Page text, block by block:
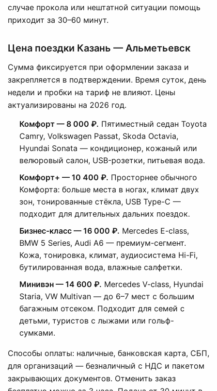
случае прокола или нештатной ситуации помощь
приходит за 30–60 минут.
Цена поездки Казань — Альметьевск
Сумма фиксируется при оформлении заказа и
закрепляется в подтверждении. Время суток, день
недели и пробки на тариф не влияют. Цены
актуализированы на 2026 год.
Комфорт — 8 000 ₽. Пятиместный седан Toyota
Camry, Volkswagen Passat, Skoda Octavia,
Hyundai Sonata — кондиционер, кожаный или
велюровый салон, USB-розетки, питьевая вода.
Комфорт+ — 10 400 ₽. Просторнее обычного
Комфорта: больше места в ногах, климат двух
зон, тонированные стёкла, USB Type-C —
подходит для длительных дальних поездок.
Бизнес-класс — 16 000 ₽. Mercedes E-class,
BMW 5 Series, Audi A6 — премиум-сегмент.
Кожа, тонировка, климат, аудиосистема Hi-Fi,
бутилированная вода, влажные салфетки.
Минивэн — 14 600 ₽. Mercedes V-class, Hyundai
Staria, VW Multivan — до 6–7 мест с большим
багажным отсеком. Подходит для семей с
детьми, туристов с лыжами или гольф-
сумками.
Способы оплаты: наличные, банковская карта, СБП,
для организаций — безналичный с НДС и пакетом
закрывающих документов. Отменить заказ